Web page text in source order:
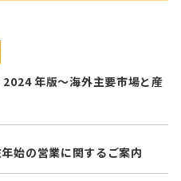
2024 年版～海外主要市場と産
始の営業に関するご案内